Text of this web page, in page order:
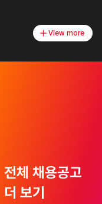
View more
전체 채용공고
더 보기